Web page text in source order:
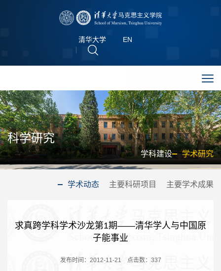
清华大学 EN
科学研究
学科建设 学术研究
学术动态 主要科研项目 主要学术成果
求真跨学科学术沙龙第1期——清华学人与中国原
子能事业
发布时间：2012-11-21 点击数： 337